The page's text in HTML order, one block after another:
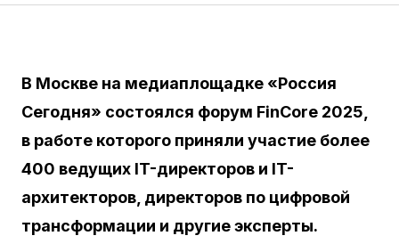
В Москве на медиаплощадке «Россия
Сегодня» состоялся форум FinCore 2025,
в работе которого приняли участие более
400 ведущих IT-директоров и IT-
архитекторов, директоров по цифровой
трансформации и другие эксперты.